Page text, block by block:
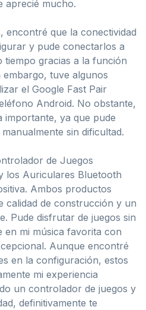
aprecié mucho.
encontré que la conectividad
y pude conectarlos a
tiempo gracias a la función
tuve algunos
el Google Fast Pair
Android. No obstante,
ya que pude
sin dificultad.
de Juegos
los Auriculares Bluetooth
Ambos productos
calidad de construcción y un
Pude disfrutar de juegos sin
en mi música favorita con
Aunque encontré
en la configuración, estos
mi experiencia
un controlador de juegos y
definitivamente te